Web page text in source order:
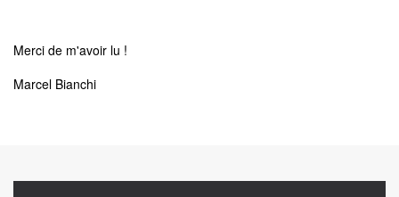
Merci de m'avoir lu !
Marcel Bianchi